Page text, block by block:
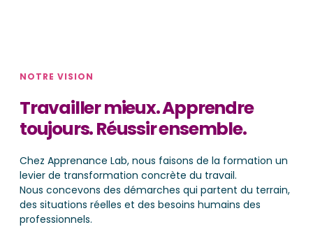
NOTRE VISION
Travailler mieux. Apprendre
toujours. Réussir ensemble.
Chez Apprenance Lab, nous faisons de la formation un
levier de transformation concrète du travail.
Nous concevons des démarches qui partent du terrain,
des situations réelles et des besoins humains des
professionnels.